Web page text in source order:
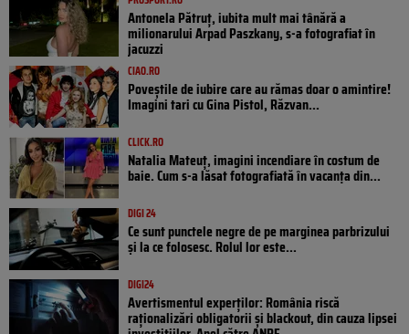
Antonela Pătruț, iubita mult mai tânără a
milionarului Arpad Paszkany, s-a fotografiat în
jacuzzi
CIAO.RO
Poveştile de iubire care au rămas doar o amintire!
Imagini tari cu Gina Pistol, Răzvan...
CLICK.RO
Natalia Mateuț, imagini incendiare în costum de
baie. Cum s-a lăsat fotografiată în vacanța din...
DIGI 24
Ce sunt punctele negre de pe marginea parbrizului
și la ce folosesc. Rolul lor este...
DIGI24
Avertismentul experților: România riscă
raționalizări obligatorii și blackout, din cauza lipsei